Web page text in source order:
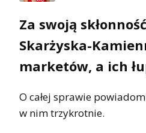
Za swoją
Skarżyska-
marketów, a ich
O całej sprawie
w nim trzykrotnie.